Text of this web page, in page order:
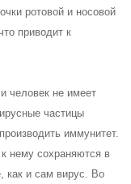
ротовой и носовой
приводит к
человек не имеет
частицы
иммунитет.
нему сохраняются в
как и сам вирус. Во